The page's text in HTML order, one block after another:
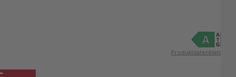
Produktdatenblatt